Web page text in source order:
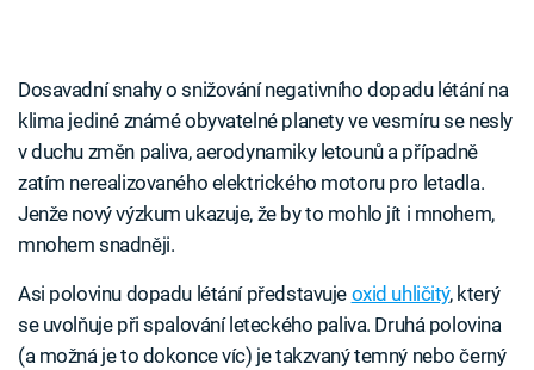
Dosavadní snahy o snižování negativního dopadu létání na
klima jediné známé obyvatelné planety ve vesmíru se nesly
v duchu změn paliva, aerodynamiky letounů a případně
zatím nerealizovaného elektrického motoru pro letadla.
Jenže nový výzkum ukazuje, že by to mohlo jít i mnohem,
mnohem snadněji.
Asi polovinu dopadu létání představuje oxid uhličitý, který
se uvolňuje při spalování leteckého paliva. Druhá polovina
(a možná je to dokonce víc) je takzvaný temný nebo černý